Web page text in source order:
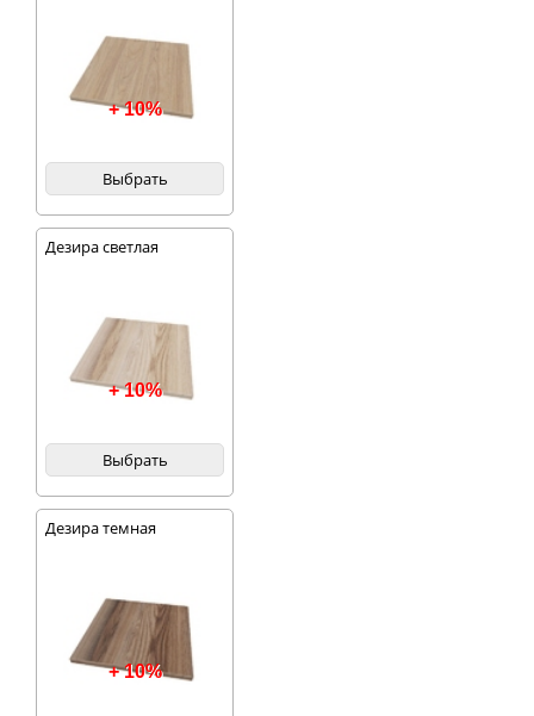
+ 10%
Выбрать
Дезира светлая
+ 10%
Выбрать
Дезира темная
+ 10%